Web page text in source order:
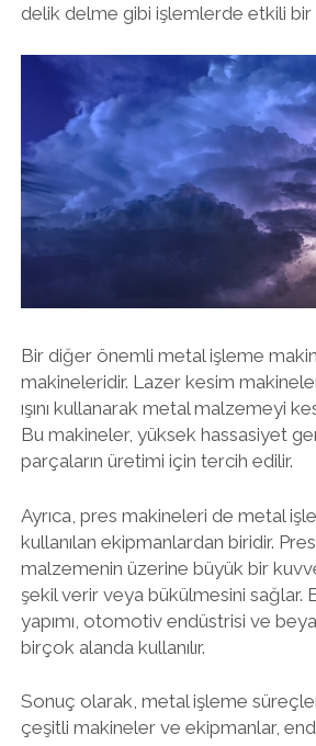
delik delme gibi işlemlerde etkili bir
Bir diğer önemli metal işleme
makineleridir. Lazer kesim
ışını kullanarak metal malzemeyi
Bu makineler, yüksek hassasiyet
parçaların üretimi için tercih edilir.
Ayrıca, pres makineleri de metal
kullanılan ekipmanlardan biridir.
malzemenin üzerine büyük bir
şekil verir veya bükülmesini sağlar.
yapımı, otomotiv endüstrisi ve
birçok alanda kullanılır.
Sonuç olarak, metal işleme
çeşitli makineler ve ekipmanlar,